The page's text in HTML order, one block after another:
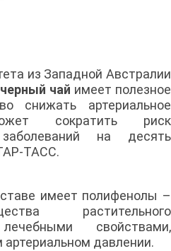
из Западной Австралии
черный чай имеет полезное
снижать артериальное
сократить риск
заболеваний на десять
ТАСС.
имеет полифенолы –
растительного
свойствами,
давлении.